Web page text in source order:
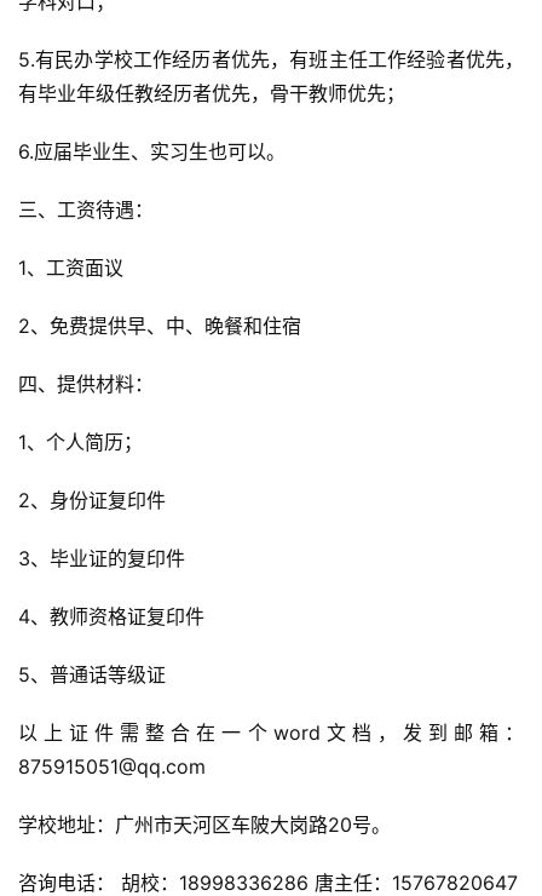
5.有民办学校工作经历者优先，有班主任工作经验者优先，
有毕业年级任教经历者优先，骨干教师优先；
6.应届毕业生、实习生也可以。
三、工资待遇：
1、工资面议
2、免费提供早、中、晚餐和住宿
四、提供材料：
1、个人简历；
2、身份证复印件
3、毕业证的复印件
4、教师资格证复印件
5、普通话等级证
以上证件需整合在一个word文档，发到邮箱：
875915051@qq.com
学校地址：广州市天河区车陂大岗路20号。
咨询电话： 胡校：18998336286 唐主任：15767820647